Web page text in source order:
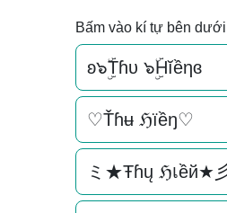
Bấm vào kí tự bên
ʚ๖ۣۜTɦυ ๖ۣۜHĭềηɞ
♡Ťɦʉ ℌїềŋ♡
ミ★Ŧɦų ℌเềй★